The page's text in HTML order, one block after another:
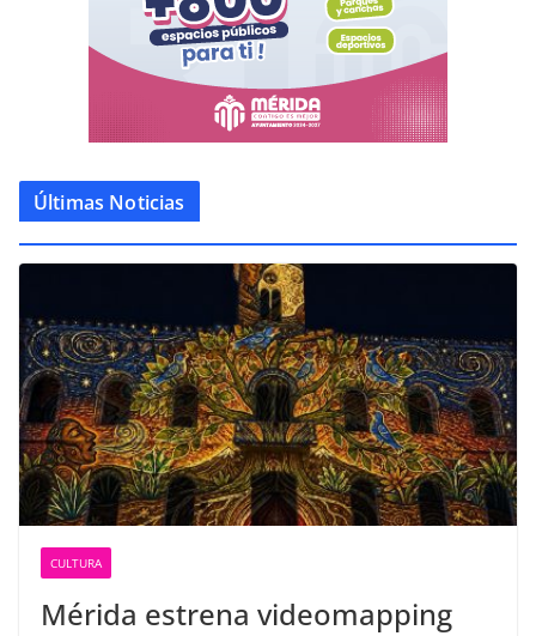
Últimas Noticias
CULTURA
Mérida estrena videomapping